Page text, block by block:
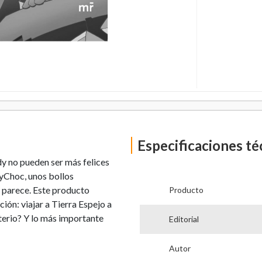
no pueden ser más felices
unos bollos
Este producto
viajar a Tierra Espejo a
Y lo más importante
Especificaciones
Producto
Editorial
Autor